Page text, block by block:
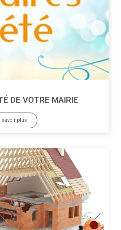
DE VOTRE MAIRIE
savoir plus